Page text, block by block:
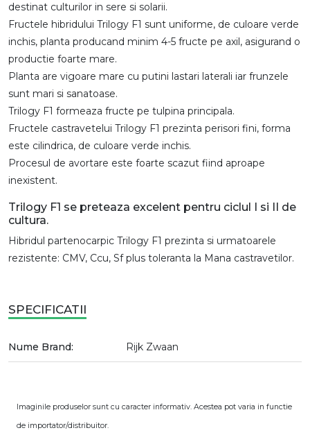
destinat culturilor in sere si solarii.
Fructele hibridului Trilogy F1 sunt uniforme, de culoare verde
inchis, planta producand minim 4-5 fructe pe axil, asigurand o
productie foarte mare.
Planta are vigoare mare cu putini lastari laterali iar frunzele
sunt mari si sanatoase.
Trilogy F1 formeaza fructe pe tulpina principala.
Fructele castravetelui Trilogy F1 prezinta perisori fini, forma
este cilindrica, de culoare verde inchis.
Procesul de avortare este foarte scazut fiind aproape
inexistent.
Trilogy F1 se preteaza excelent pentru ciclul I si II de
cultura.
Hibridul partenocarpic Trilogy F1 prezinta si urmatoarele
rezistente: CMV, Ccu, Sf plus toleranta la Mana castravetilor.
SPECIFICATII
Nume Brand: Rijk Zwaan
Imaginile produselor sunt cu caracter informativ. Acestea pot varia in functie
de importator/distribuitor.